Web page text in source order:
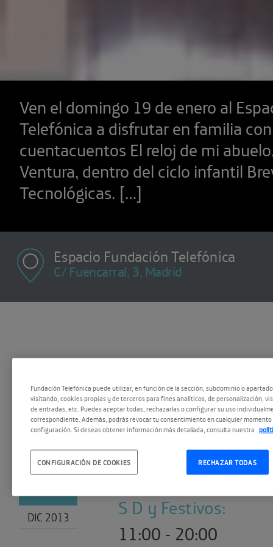
Ven el domingo 19 de enero al
Telefónica a disfrutar en familia
cuentacuentos El reloj de mi
Ventura, dentro del ciclo infantil
Tecnológicas. […]
Espacio Fundación Telefónica
C/ Fuencarral, 3, Madrid
19
DIC 2013
M X J V :
10:00 - 20:00
S D y Festivos:
11:00 - 20:00
Fundación Telefónica puede utilizar, en función de la sección, subdominio o
visitando, cookies propias y de terceros para fines analíticos, de personalización,
de entradas, etc. Puedes aceptar todas, rechazarlas o configurar su uso
correspondiente. Además, podrás revocar tu consentimiento en cualquier momento
configuración. Si deseas obtener información más detallada, consulta nuestra
RECHAZAR TODAS
CONFIGURACIÓN DE COOKIES